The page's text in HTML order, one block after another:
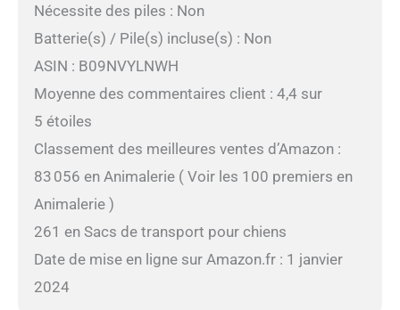
Nécessite des piles : Non
Batterie(s) / Pile(s) incluse(s) : Non
ASIN : B09NVYLNWH
Moyenne des commentaires client : 4,4 sur
5 étoiles
Classement des meilleures ventes d’Amazon :
83 056 en Animalerie ( Voir les 100 premiers en
Animalerie )
261 en Sacs de transport pour chiens
Date de mise en ligne sur Amazon.fr : 1 janvier
2024